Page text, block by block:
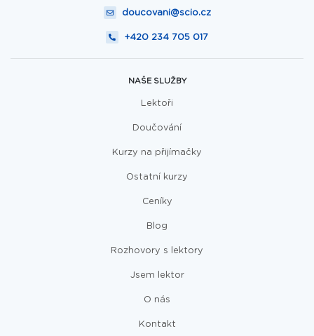
doucovani@scio.cz
+420 234 705 017
NAŠE SLUŽBY
Lektoři
Doučování
Kurzy na přijímačky
Ostatní kurzy
Ceníky
Blog
Rozhovory s lektory
Jsem lektor
O nás
Kontakt